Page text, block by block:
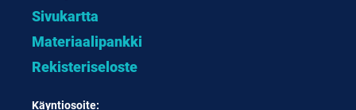
Sivukartta
Materiaalipankki
Rekisteriseloste
Käyntiosoite: